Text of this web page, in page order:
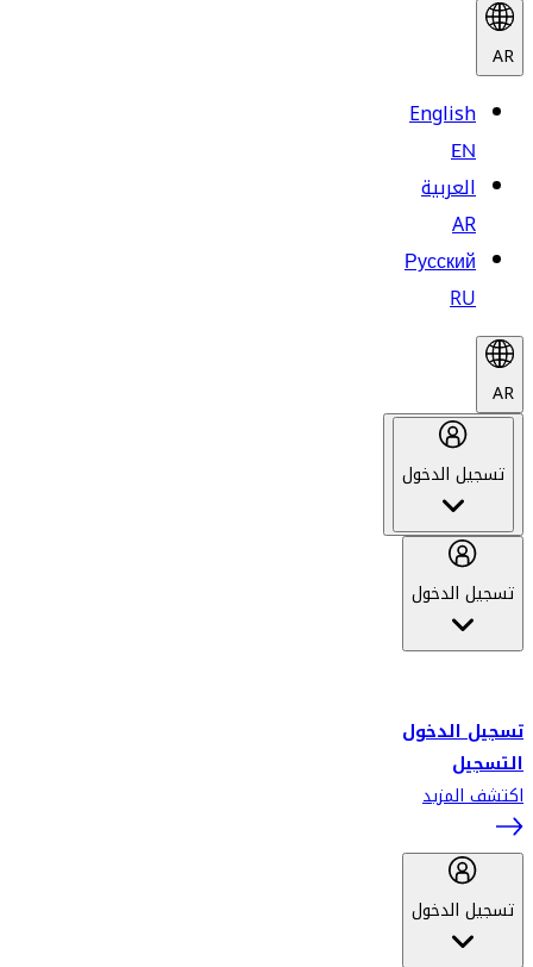
AR
English
EN
العربية
AR
Русский
RU
AR
تسجيل الدخول
تسجيل الدخول
تسجيل الدخول
التسجيل
اكتشف المزيد
تسجيل الدخول